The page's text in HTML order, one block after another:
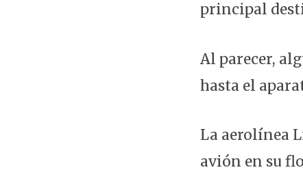
principal
Al parecer,
hasta el
La aerolínea
avión en su